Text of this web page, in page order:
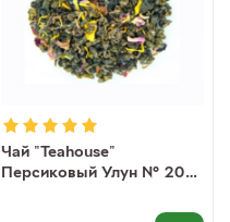
Чай "Teahouse"
Персиковый Улун № 205,